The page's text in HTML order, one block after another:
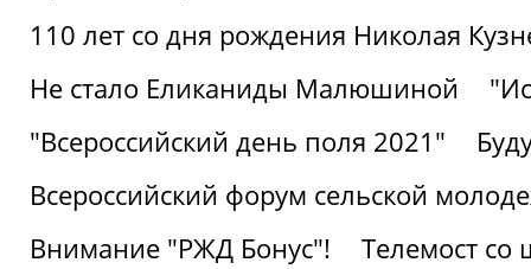
110 лет со дня рождения Николая
Не стало Еликаниды Малюшиной
"Всероссийский день поля 2021"
Всероссийский форум сельской
Внимание "РЖД Бонус"!
Телемост